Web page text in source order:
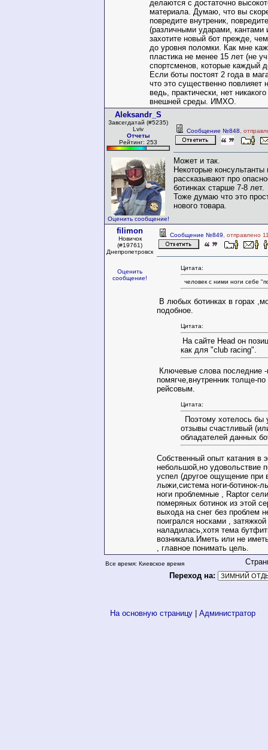
делаются с достаточно
материала. Думаю, что вы
повредите внутреник,
(различными ударами, кантами
захотите новый бот прежде,
до уровня поломки. Как мне
пластика не менее 15 лет (не
спортсменов, которые каждый
Если боты постоят 2 года в
что это существенно повлияет
ведь, практически, нет
внешней среды. ИМХО.
Aleksandr_S
Завсегдатай (#5235)
Lviv
Отчеты
Рейтинг: 253
Оценить сообщение!
Сообщение №848 ,
Может и так.
Некоторые консультанты
рассказывают про
ботинках старше 7-8 лет.
Тоже думаю что это
нового товара.
filimon
Новичок
(#19761)
Днепропетровск
Оценить
сообщение!
Сообщение №849 , отправлено
Цитата:
человек с ними ноги себе
В любых ботинках в горах
подобное.
Цитата:
На сайте Head он
как для "club racing".
Ключевые слова последние -
помягче,внутренник толще-
рейсовым.
Цитата:
Поэтому хотелось бы
отзывы счастливый
обладателей данных
Собственный опыт катания в
небольшой,но удовольствие
успел (другое ощущение при
лыжи,система ноги-ботинок-
ноги проблемные , Raptor
померяных ботинок из этой
выхода на снег без проблем
поигрался носками ,
наладилась,хотя тема
возникала.Иметь или не
, главное понимать цель.
Все время: Киевское время
Переход на:
На основную страницу Администратор